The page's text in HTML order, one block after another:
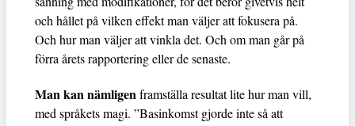
och hållet på vilken effekt man väljer att fokusera på.
Och hur man väljer att vinkla det. Och om man går på
förra årets rapportering eller de senaste.
Man kan nämligenframställa resultat lite hur man vill,
med språkets magi. ”Basinkomst gjorde inte så att